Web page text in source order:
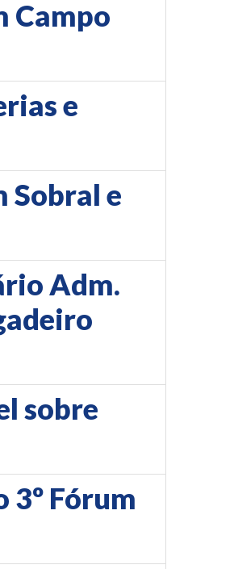
Campo
e
Sobral e
Adm.
sobre
3º Fórum